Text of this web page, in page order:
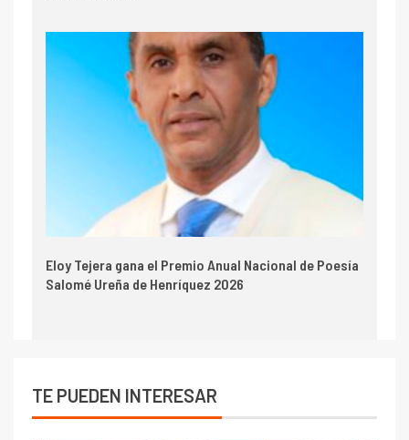
Eloy Tejera gana el Premio Anual Nacional de Poesía
Salomé Ureña de Henríquez 2026
TE PUEDEN INTERESAR